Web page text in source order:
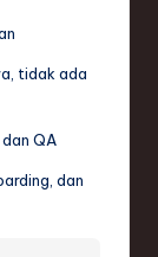
tidak ada
QA
dan